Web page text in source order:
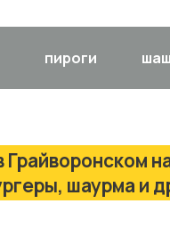
пироги
шаурма и